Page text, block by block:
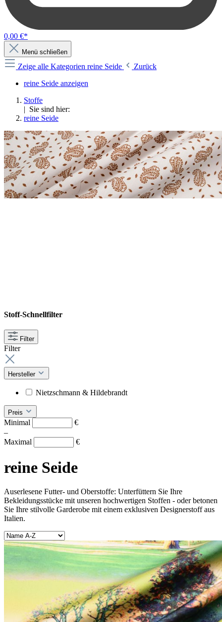
0,00 €*
Menü schließen
Zeige alle Kategorien reine Seide
Zurück
reine Seide anzeigen
Stoffe
| Sie sind hier:
reine Seide
Stoff-Schnellfilter
Filter
Filter
Hersteller
Nietzschmann & Hildebrandt
Preis
Minimal
€
–
Maximal
€
reine Seide
Auserlesene Futter- und Oberstoffe: Unterfüttern Sie Ihre
Bekleidungsstücke mit unseren hochwertigen Stoffen - oder betonen
Sie Ihre stilvolle Garderobe mit einem exklusiven Designerstoff aus
Italien.